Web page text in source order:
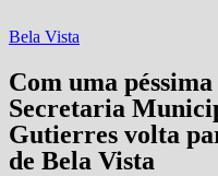
Bela Vista
Com uma
Secretaria
Gutierres volta
de Bela Vista